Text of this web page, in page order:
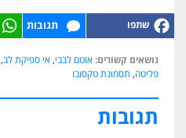
תגובות
נושאים קשורים: אוטם לבבי, אי ספיקת לב,
פליטה, תסמונת טקסובו
תגובות